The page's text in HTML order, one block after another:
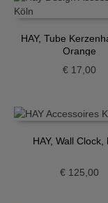
HAY, Tube
Orange
€17,00
HAY, Wall Clock,
€125,00